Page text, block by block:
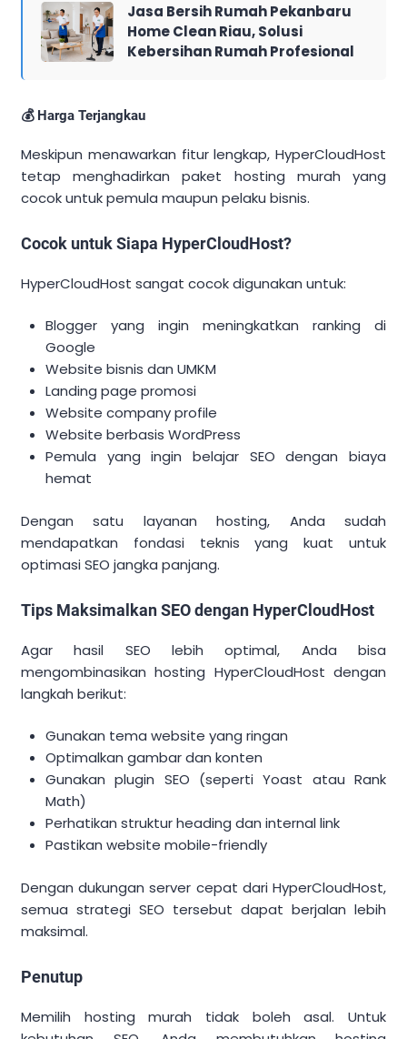
Jasa Bersih Rumah Pekanbaru
Home Clean Riau, Solusi
Kebersihan Rumah Profesional
💰 Harga Terjangkau
Meskipun menawarkan fitur lengkap, HyperCloudHost
tetap menghadirkan paket hosting murah yang
cocok untuk pemula maupun pelaku bisnis.
Cocok untuk Siapa HyperCloudHost?
HyperCloudHost sangat cocok digunakan untuk:
Blogger yang ingin meningkatkan ranking di
Google
Website bisnis dan UMKM
Landing page promosi
Website company profile
Website berbasis WordPress
Pemula yang ingin belajar SEO dengan biaya
hemat
Dengan satu layanan hosting, Anda sudah
mendapatkan fondasi teknis yang kuat untuk
optimasi SEO jangka panjang.
Tips Maksimalkan SEO dengan HyperCloudHost
Agar hasil SEO lebih optimal, Anda bisa
mengombinasikan hosting HyperCloudHost dengan
langkah berikut:
Gunakan tema website yang ringan
Optimalkan gambar dan konten
Gunakan plugin SEO (seperti Yoast atau Rank
Math)
Perhatikan struktur heading dan internal link
Pastikan website mobile-friendly
Dengan dukungan server cepat dari HyperCloudHost,
semua strategi SEO tersebut dapat berjalan lebih
maksimal.
Penutup
Memilih hosting murah tidak boleh asal. Untuk